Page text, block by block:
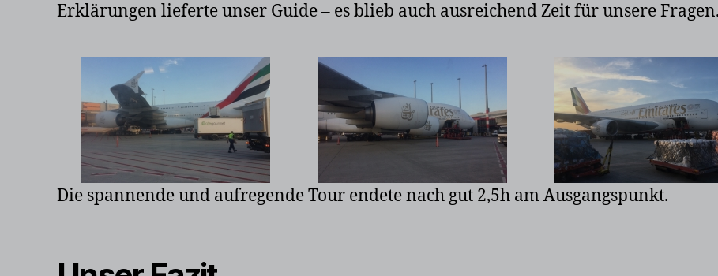
Erklärungen lieferte unser Guide – es blieb auch ausreichend Zeit für unsere Fragen.
Die spannende und aufregende Tour endete nach gut 2,5h am Ausgangspunkt.